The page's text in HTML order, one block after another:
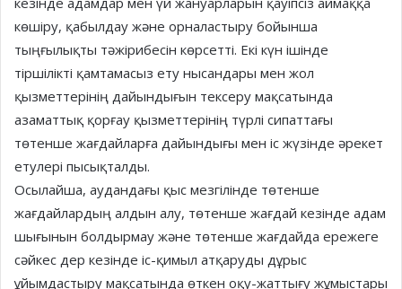
көшіру, қабылдау және орналастыру бойынша
тыңғылықты тәжірибесін көрсетті. Екі күн ішінде
тіршілікті қамтамасыз ету нысандары мен жол
қызметтерінің дайындығын тексеру мақсатында
азаматтық қорғау қызметтерінің түрлі сипаттағы
төтенше жағдайларға дайындығы мен іс жүзінде әрекет
етулері пысықталды.
Осылайша, аудандағы қыс мезгілінде төтенше
жағдайлардың алдын алу, төтенше жағдай кезінде адам
шығынын болдырмау және төтенше жағдайда ережеге
сәйкес дер кезінде іс-қимыл атқаруды дұрыс
ұйымдастыру мақсатында өткен оқу-жаттығу жұмыстары